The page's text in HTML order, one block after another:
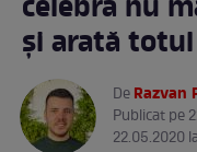
celebră nu
și arată
DeRazvan
Publicat pe
22.05.2020